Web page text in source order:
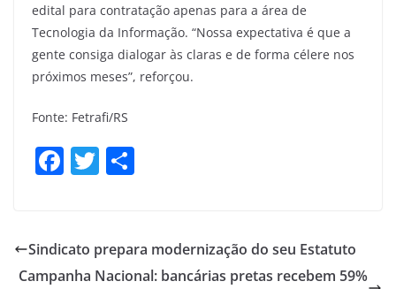
edital para contratação apenas para a área de
Tecnologia da Informação. “Nossa expectativa é que a
gente consiga dialogar às claras e de forma célere nos
próximos meses”, reforçou.
Fonte: Fetrafi/RS
F
e
b
T
er e
Sindicato prepara modernização do seu Estatuto
Campanha Nacional: bancárias pretas recebem 59%